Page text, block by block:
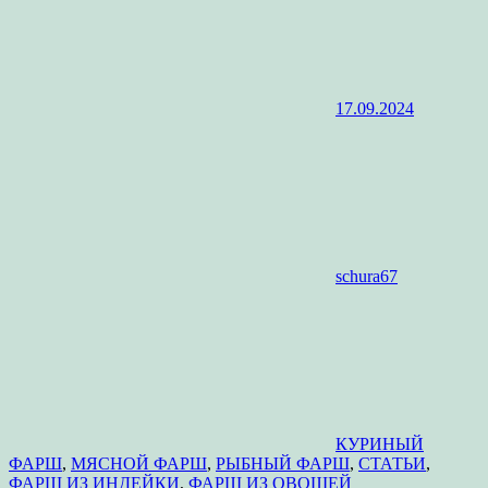
17.09.2024
schura67
КУРИНЫЙ
ФАРШ, МЯСНОЙ ФАРШ, РЫБНЫЙ ФАРШ, СТАТЬИ,
ФАРШ ИЗ ИНДЕЙКИ, ФАРШ ИЗ ОВОЩЕЙ